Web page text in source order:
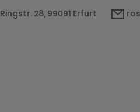
Ringstr. 28, 99091 Erfurt